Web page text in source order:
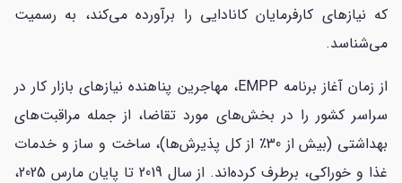
که نیازهای کارفرمایان کانادایی را برآورده می‌کند، به رسمیت
می‌شناسد.
از زمان آغاز برنامه EMPP، مهاجرین پناهنده نیازهای بازار کار در
سراسر کشور را در بخش‌های مورد تقاضا، از جمله مراقبت‌های
بهداشتی (بیش از 30٪ از کل پذیرش‌ها)، ساخت و ساز و خدمات
غذا و خوراکی، برطرف کرده‌اند. از سال 2019 تا پایان مارس 2025،